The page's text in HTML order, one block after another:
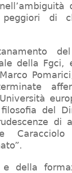
peggiori di
della
del
di
e della